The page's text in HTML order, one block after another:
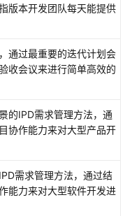
版本开发团队每天能提供
通过最重要的迭代计划会
收会议来进行简单高效的
的IPD需求管理方法，通
协作能力来对大型产品开
需求管理方法，通过结
能力来对大型软件开发进